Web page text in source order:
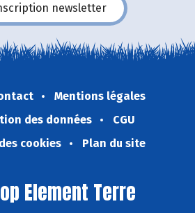
newsletter
Mentions légales
des données
CGU
cookies
Plan du site
Element Terre